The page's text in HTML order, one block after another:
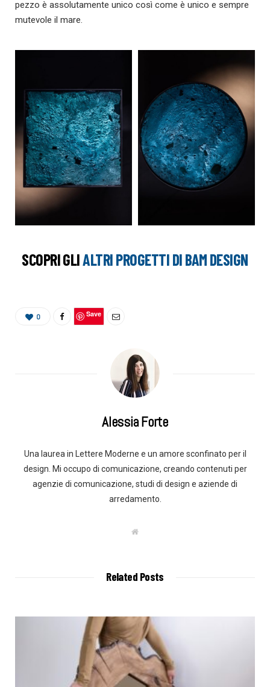
pezzo è assolutamente unico così come è unico e sempre
mutevole il mare.
SCOPRI GLIALTRI PROGETTI DI BAM DESIGN
0 Save
Alessia Forte
Una laurea in Lettere Moderne e un amore sconfinato per il
design. Mi occupo di comunicazione, creando contenuti per
agenzie di comunicazione, studi di design e aziende di
arredamento.
W
Related Posts